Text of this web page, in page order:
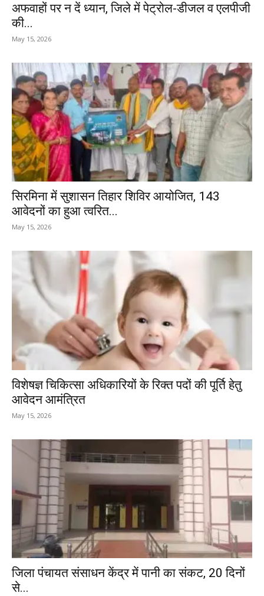
अफवाहों पर न दें ध्यान, जिले में पेट्रोल-डीजल व एलपीजी
की...
May 15, 2026
सिरमिना में सुशासन तिहार शिविर आयोजित, 143
आवेदनों का हुआ त्वरित...
May 15, 2026
विशेषज्ञ चिकित्सा अधिकारियों के रिक्त पदों की पूर्ति हेतु
आवेदन आमंत्रित
May 15, 2026
जिला पंचायत संसाधन केंद्र में पानी का संकट, 20 दिनों
से...